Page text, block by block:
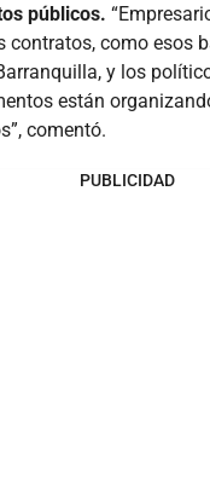
públicos.
contratos, como esos
y los
están
comentó.
PUBLICIDAD